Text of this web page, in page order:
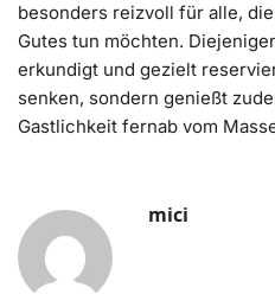
besonders reizvoll für alle,
Gutes tun möchten.
erkundigt und gezielt
senken, sondern genießt
Gastlichkeit fernab vom
mici